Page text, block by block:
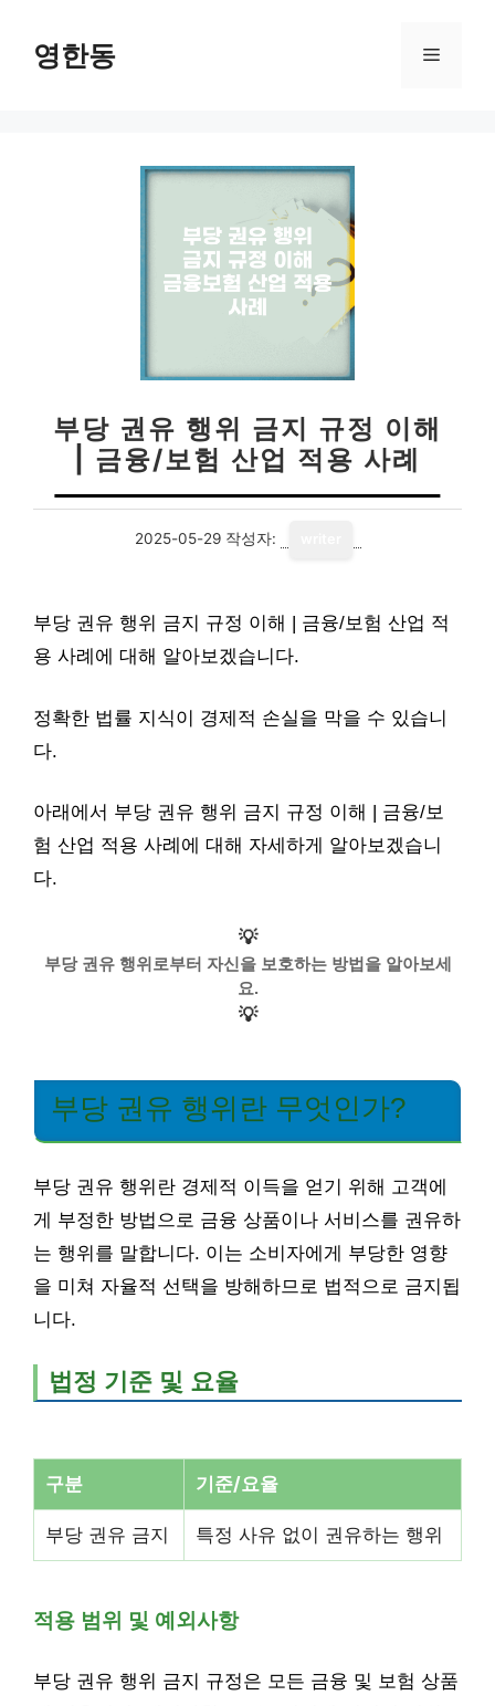
영한동 메
부당 권유 행위 금지 규정 이해
| 금융/보험 산업 적용 사례
2025-05-29 작성자:
부당 권유 행위 금지 규정 이해 | 금융/보험 산업 적
용 사례에 대해 알아보겠습니다.
정확한 법률 지식이 경제적 손실을 막을 수 있습니
다.
아래에서 부당 권유 행위 금지 규정 이해 | 금융/보
험 산업 적용 사례에 대해 자세하게 알아보겠습니
다.
💡
부당 권유 행위로부터 자신을 보호하는 방법을 알아보세
요.
💡
부당 권유 행위란 무엇인가?
부당 권유 행위란 경제적 이득을 얻기 위해 고객에
게 부정한 방법으로 금융 상품이나 서비스를 권유하
는 행위를 말합니다. 이는 소비자에게 부당한 영향
을 미쳐 자율적 선택을 방해하므로 법적으로 금지됩
니다.
법정 기준 및 요율
구분 기준/요율
부당 권유 금지 특정 사유 없이 권유하는 행위
적용 범위 및 예외사항
부당 권유 행위 금지 규정은 모든 금융 및 보험 상품